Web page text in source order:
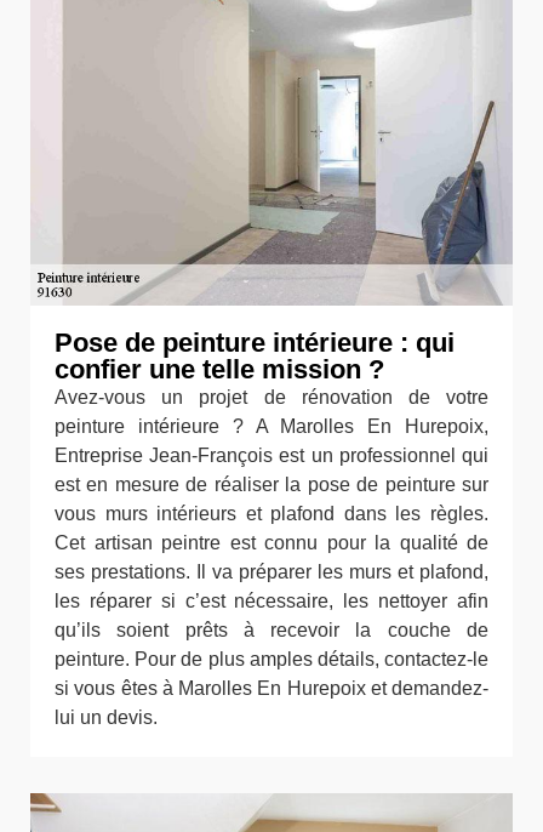
Pose de peinture intérieure : qui
confier une telle mission ?
Avez-vous un projet de rénovation de votre
peinture intérieure ? A Marolles En Hurepoix,
Entreprise Jean-François est un professionnel qui
est en mesure de réaliser la pose de peinture sur
vous murs intérieurs et plafond dans les règles.
Cet artisan peintre est connu pour la qualité de
ses prestations. Il va préparer les murs et plafond,
les réparer si c’est nécessaire, les nettoyer afin
qu’ils soient prêts à recevoir la couche de
peinture. Pour de plus amples détails, contactez-le
si vous êtes à Marolles En Hurepoix et demandez-
lui un devis.